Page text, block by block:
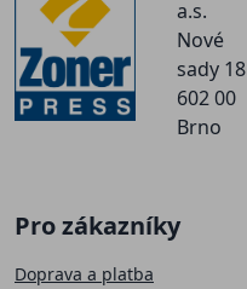
a.s.
Nové
sady 18
602 00
Brno
Pro zákazníky
Doprava a platba